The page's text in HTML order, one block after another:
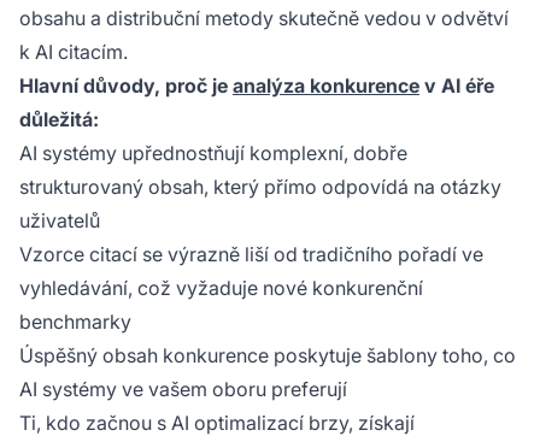
obsahu a distribuční metody skutečně vedou v odvětví
k AI citacím.
Hlavní důvody, proč je analýza konkurence v AI éře
důležitá:
AI systémy upřednostňují komplexní, dobře
strukturovaný obsah, který přímo odpovídá na otázky
uživatelů
Vzorce citací se výrazně liší od tradičního pořadí ve
vyhledávání, což vyžaduje nové konkurenční
benchmarky
Úspěšný obsah konkurence poskytuje šablony toho, co
AI systémy ve vašem oboru preferují
Ti, kdo začnou s AI optimalizací brzy, získají